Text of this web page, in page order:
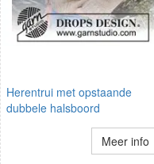
Herentrui met opstaande
dubbele halsboord
Meer info